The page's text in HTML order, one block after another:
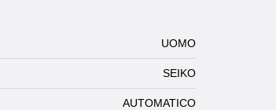
UOMO
SEIKO
AUTOMATICO